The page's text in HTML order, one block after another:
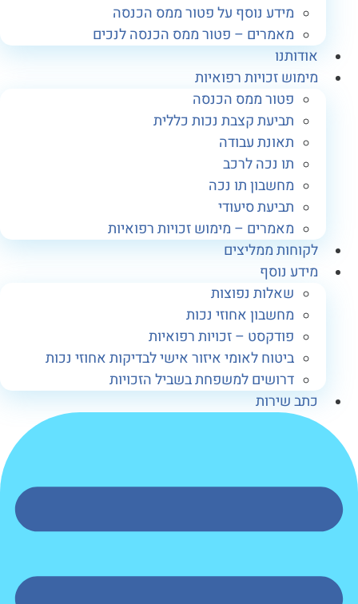
מידע נוסף על פטור ממס הכנסה
מאמרים – פטור ממס הכנסה לנכים
זכויות רפואיות
פטור ממס הכנסה
תביעת קצבת נכות כללית
תאונת עבודה
תו נכה לרכב
מחשבון תו נכה
תביעת סיעודי
מאמרים – מימוש זכויות רפואיות
ממליצים
נוסף
שאלות נפוצות
מחשבון אחוזי נכות
פודקסט – זכויות רפואיות
ביטוח לאומי איזור אישי לבדיקות אחוזי נכות
דרושים למשפחת בשביל הזכויות
שירות